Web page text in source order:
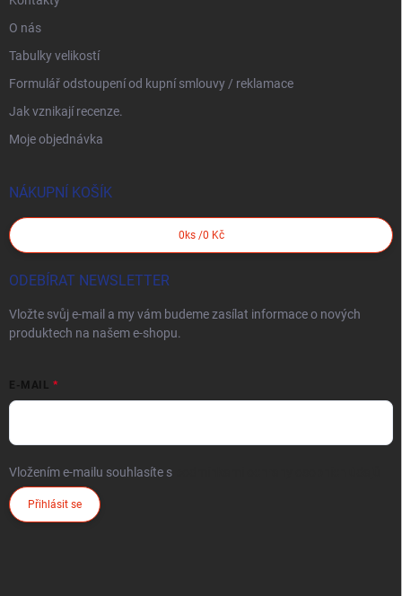
O nás
Tabulky velikostí
Formulář odstoupení od kupní smlouvy / reklamace
Jak vznikají recenze.
Moje objednávka
NÁKUPNÍ KOŠÍK
0 ks /0 Kč
ODEBÍRAT NEWSLETTER
Vložte svůj e-mail a my vám budeme zasílat informace o nových
produktech na našem e-shopu.
E-MAIL
Vložením e-mailu souhlasíte s
Přihlásit se